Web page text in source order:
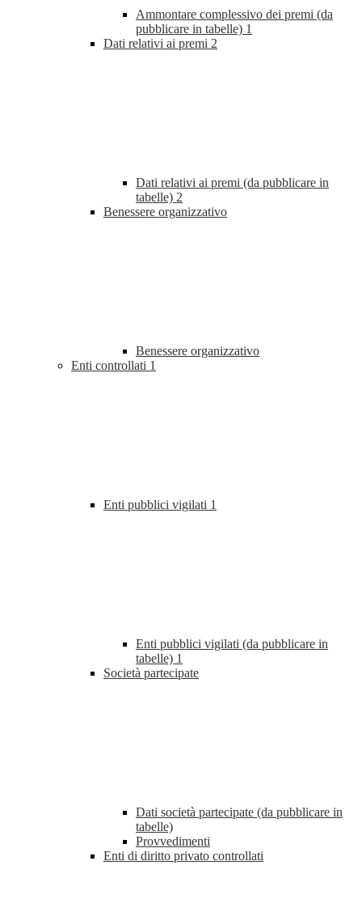
Ammontare complessivo dei premi (da
pubblicare in tabelle) 1
Dati relativi ai premi 2
Dati relativi ai premi (da pubblicare in
tabelle) 2
Benessere organizzativo
Benessere organizzativo
Enti controllati 1
Enti pubblici vigilati 1
Enti pubblici vigilati (da pubblicare in
tabelle) 1
Società partecipate
Dati società partecipate (da pubblicare in
tabelle)
Provvedimenti
Enti di diritto privato controllati